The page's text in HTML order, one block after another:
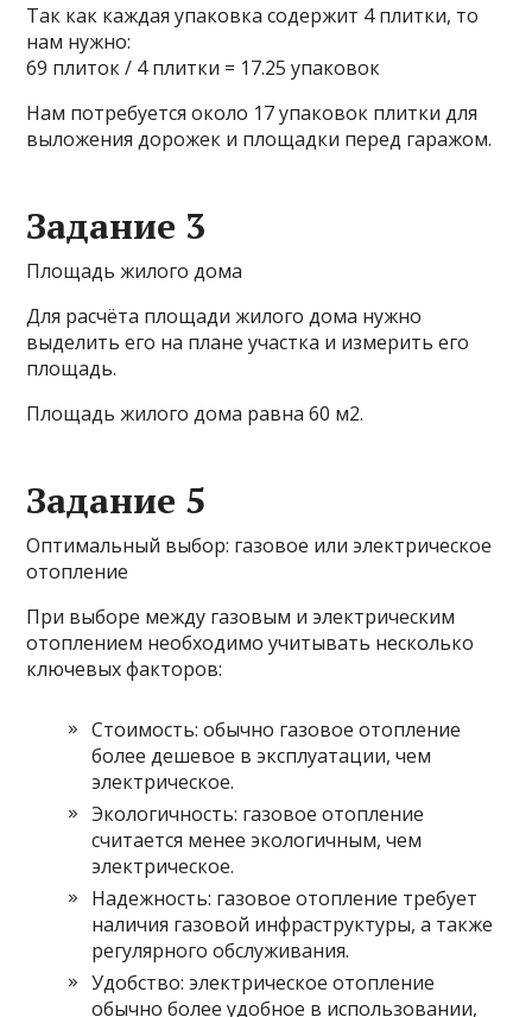
Так как каждая упаковка содержит 4 плитки, то
нам нужно:
69 плиток / 4 плитки = 17.25 упаковок
Нам потребуется около 17 упаковок плитки для
выложения дорожек и площадки перед гаражом.
Задание 3
Площадь жилого дома
Для расчёта площади жилого дома нужно
выделить его на плане участка и измерить его
площадь.
Площадь жилого дома равна 60 м2.
Задание 5
Оптимальный выбор: газовое или электрическое
отопление
При выборе между газовым и электрическим
отоплением необходимо учитывать несколько
ключевых факторов:
Стоимость: обычно газовое отопление
более дешевое в эксплуатации, чем
электрическое.
Экологичность: газовое отопление
считается менее экологичным, чем
электрическое.
Надежность: газовое отопление требует
наличия газовой инфраструктуры, а также
регулярного обслуживания.
Удобство: электрическое отопление
обычно более удобное в использовании,